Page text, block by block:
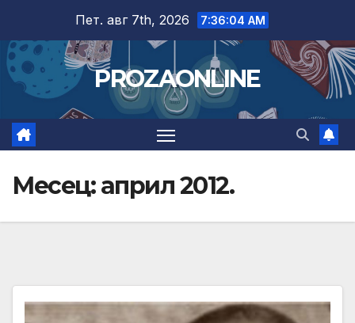
content
Пет. авг 7th, 2026 7:36:06 AM
PROZAONLINE
Месец:април 2012.